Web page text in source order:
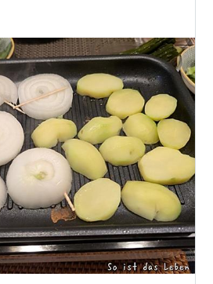
。惜しむらくは、イタパセ…ま